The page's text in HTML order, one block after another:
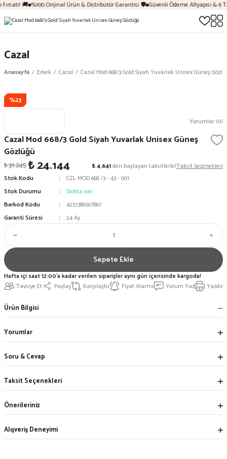
🚚 %100 Orijinal Ürün & Distribütör Garantisi 🛡️ Güvenli Ödeme Altyapısı & 6
Cazal
Anasayfa Erkek Cazal Cazal Mod 668/3 Gold Siyah Yuvarlak Unisex Güneş
%23
Yorumlar (0)
Cazal Mod 668/3 Gold Siyah Yuvarlak Unisex Güneş
Gözlüğü
₺ 31.245₺ 24.144 ₺ 4.641den başlayan taksitlerle!Taksit Seçenekleri
Stok Kodu
CZL MOD 668 /3 - 43 - 001
Stok Durumu
Stokta var
Barkod Kodu
4251386507867
Garanti Süresi
24 Ay
Sepete Ekle
Tavsiye Et Paylaş Karşılaştır Fiyat Alarmı Yorum Yaz Yazdır
Hafta içi saat 12:00'a kadar verilen siparişler aynı gün içerisinde kargoda!
Ürün Bilgisi
Yorumlar
Soru & Cevap
Taksit Seçenekleri
Önerileriniz
Alışveriş Deneyimi